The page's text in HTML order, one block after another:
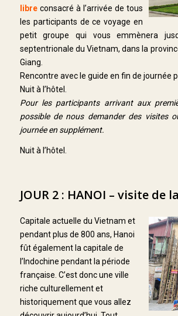
libre consacré à l’arrivée de tous
les participants de ce voyage en
petit groupe qui vous emmènera
septentrionale du Vietnam, dans la
Giang.
Rencontre avec le guide en fin de journée
Nuit à l’hôtel.
Pour les participants arrivant aux
possible de nous demander des visites
journée en supplément.
Nuit à l’hôtel.
JOUR 2 : HANOI – visite de
Capitale actuelle du Vietnam et
pendant plus de 800 ans, Hanoi
fût également la capitale de
l’Indochine pendant la période
française. C’est donc une ville
riche culturellement et
historiquement que vous allez